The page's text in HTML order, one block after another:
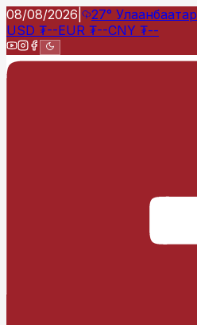
08/08/2026 27° Улаанбаатар
USD ₮--EUR ₮--CNY ₮--